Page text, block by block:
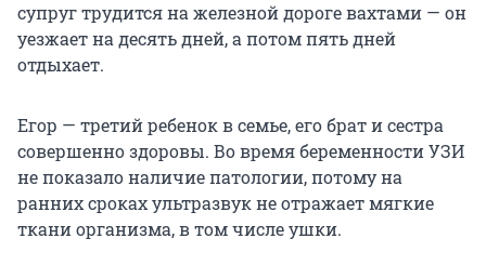
супруг трудится на железной дороге вахтами — он
уезжает на десять дней, а потом пять дней
отдыхает.
Егор — третий ребенок в семье, его брат и сестра
совершенно здоровы. Во время беременности УЗИ
не показало наличие патологии, потому на
ранних сроках ультразвук не отражает мягкие
ткани организма, в том числе ушки.